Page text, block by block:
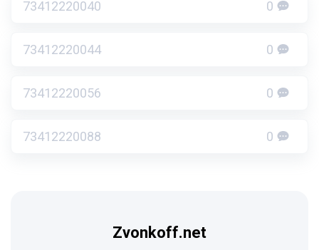
73412220040 0
73412220044 0
73412220056 0
73412220088 0
Zvonkoff.net